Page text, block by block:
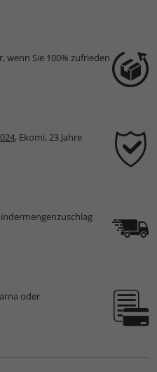
wenn Sie 100% zufrieden
, Ekomi, 23 Jahre
oder